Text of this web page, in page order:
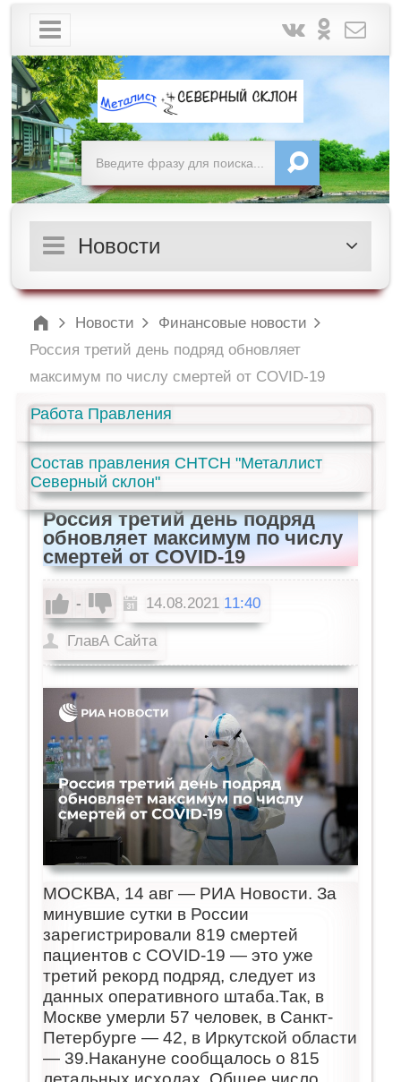
Новости
Новости
Финансовые новости
Россия третий день подряд обновляет
максимум по числу смертей от COVID-19
Работа Правления
Состав правления СНТСН "Металлист
Северный склон"
Россия третий день подряд
обновляет максимум по числу
смертей от COVID-19
- 14.08.2021 11:40
ГлавА Сайта
МОСКВА, 14 авг — РИА Новости. За
минувшие сутки в России
зарегистрировали 819 смертей
пациентов с COVID-19 — это уже
третий рекорд подряд, следует из
данных оперативного штаба.Так, в
Москве умерли 57 человек, в Санкт-
Петербурге — 42, в Иркутской области
— 39.Накануне сообщалось о 815